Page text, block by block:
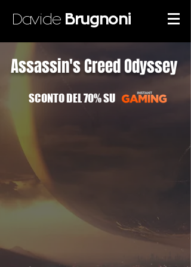
Davide Brugnoni
Assassin's Creed Odyssey
SCONTO DEL 70% SU